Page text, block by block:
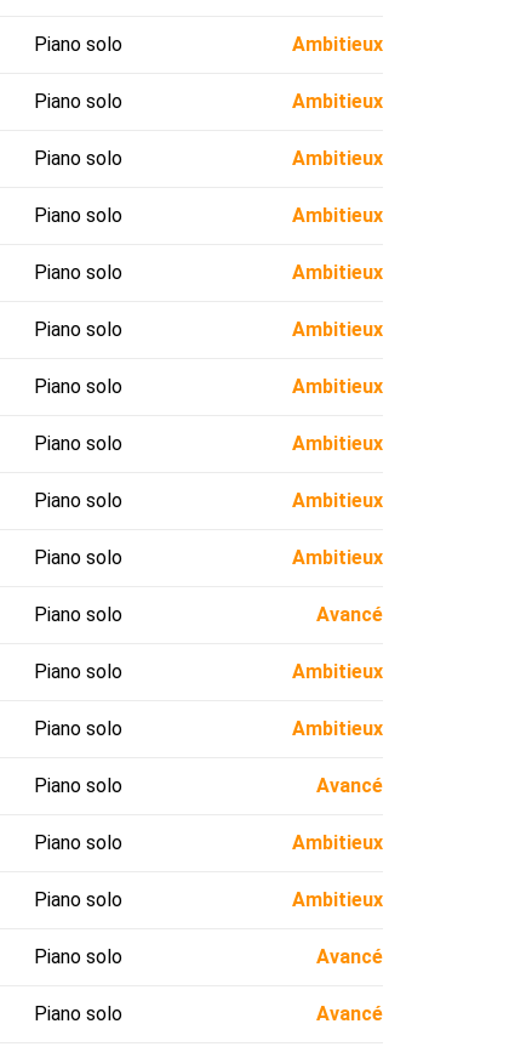
Piano solo Ambitieux
Piano solo Ambitieux
Piano solo Ambitieux
Piano solo Ambitieux
Piano solo Ambitieux
Piano solo Ambitieux
Piano solo Ambitieux
Piano solo Ambitieux
Piano solo Ambitieux
Piano solo Ambitieux
Piano solo Avancé
Piano solo Ambitieux
Piano solo Ambitieux
Piano solo Avancé
Piano solo Ambitieux
Piano solo Ambitieux
Piano solo Avancé
Piano solo Avancé